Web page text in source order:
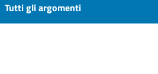
Tutti gli argomenti